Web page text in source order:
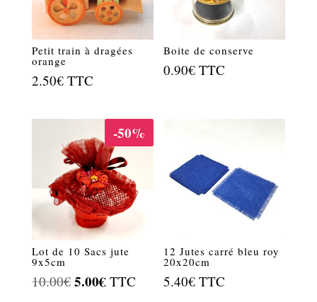
Petit train à dragées
orange
2.50€ TTC
Boite de conserve
0.90€ TTC
-50%
Lot de 10 Sacs jute
9x5cm
10.00€ Le
5.00€Le
TTC
12 Jutes carré bleu roy
20x20cm
5.40€ TTC